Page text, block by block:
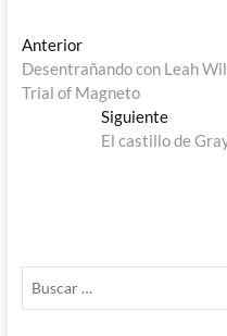
Navegación
de
entradas
AnteriorEntrada
anterior:
Desentrañando con Leah
Trial of Magneto
SiguienteEntrada
El castillo de